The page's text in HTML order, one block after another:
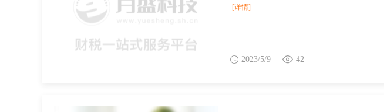
[详情]
2023/5/9 42